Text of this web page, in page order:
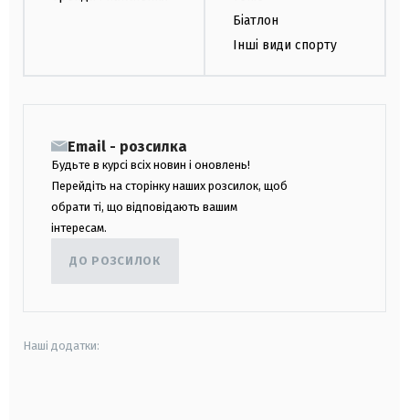
Біатлон
Інші види спорту
Email - розсилка
Будьте в курсі всіх новин і оновлень!
Перейдіть на сторінку наших розсилок, щоб
обрати ті, що відповідають вашим
інтересам.
ДО РОЗСИЛОК
Наші додатки: